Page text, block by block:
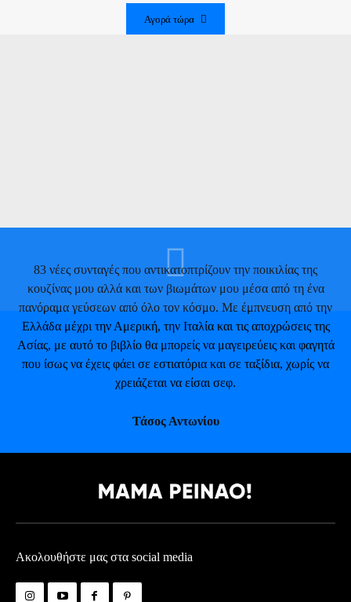
Αγορά τώρα
83 νέες συνταγές που αντικατοπτρίζουν την ποικιλίας της
κουζίνας μου αλλά και των βιωμάτων μου μέσα από τη ένα
πανόραμα γεύσεων από όλο τον κόσμο. Με έμπνευση από την
Ελλάδα μέχρι την Αμερική, την Ιταλία και τις αποχρώσεις της
Ασίας, με αυτό το βιβλίο θα μπορείς να μαγειρεύεις και φαγητά
που ίσως να έχεις φάει σε εστιατόρια και σε ταξίδια, χωρίς να
χρειάζεται να είσαι σεφ.
Τάσος Αντωνίου
Ακολουθήστε μας στα social media